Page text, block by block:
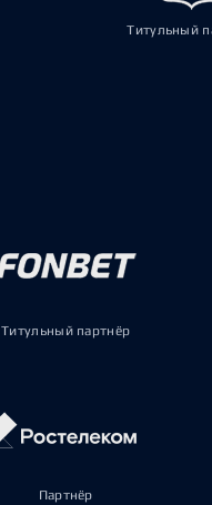
Титульный
Титульный партнёр
Партнёр